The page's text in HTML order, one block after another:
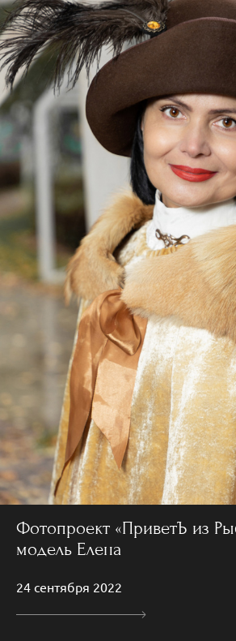
Фотопроект «ПриветЪ из
модель Елена
24 сентября 2022